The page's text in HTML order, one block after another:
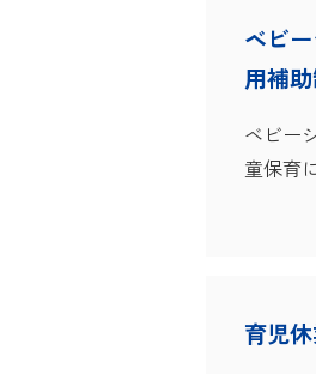
ベビ
用補
ベビー
童保育
育児